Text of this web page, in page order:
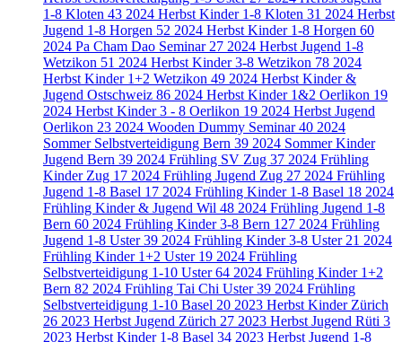
1-8 Kloten 43 2024 Herbst Kinder 1-8 Kloten 31 2024 Herbst
Jugend 1-8 Horgen 52 2024 Herbst Kinder 1-8 Horgen 60
2024 Pa Cham Dao Seminar 27 2024 Herbst Jugend 1-8
Wetzikon 51 2024 Herbst Kinder 3-8 Wetzikon 78 2024
Herbst Kinder 1+2 Wetzikon 49 2024 Herbst Kinder &
Jugend Ostschweiz 86 2024 Herbst Kinder 1&2 Oerlikon 19
2024 Herbst Kinder 3 - 8 Oerlikon 19 2024 Herbst Jugend
Oerlikon 23 2024 Wooden Dummy Seminar40 2024
Sommer Selbstverteidigung Bern 39 2024 Sommer Kinder
Jugend Bern 39 2024 Frühling SV Zug 37 2024 Frühling
Kinder Zug 17 2024 Frühling Jugend Zug 27 2024 Frühling
Jugend 1-8 Basel 17 2024 Frühling Kinder 1-8 Basel 18 2024
Frühling Kinder & Jugend Wil 48 2024 Frühling Jugend 1-8
Bern 60 2024 Frühling Kinder 3-8 Bern 127 2024 Frühling
Jugend 1-8 Uster39 2024 Frühling Kinder 3-8 Uster 21 2024
Frühling Kinder 1+2 Uster 19 2024 Frühling
Selbstverteidigung 1-10 Uster64 2024 Frühling Kinder 1+2
Bern 82 2024 Frühling Tai Chi Uster39 2024 Frühling
Selbstverteidigung 1-10 Basel 20 2023 Herbst Kinder Zürich
26 2023 Herbst Jugend Zürich 27 2023 Herbst Jugend Rüti 3
2023 Herbst Kinder 1-8 Basel 34 2023 Herbst Jugend 1-8